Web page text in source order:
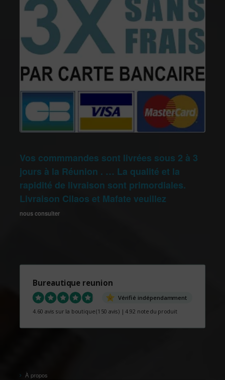
Vos commmandes sont livrées sous 2 à 3
jours à la Réunion . … La qualité et la
rapidité de livraison sont primordiales.
Livraison Cilaos et Mafate veuillez
nous consulter
Bureautique reunion
Vérifié indépendamment
4.60 avis sur la boutique(150 avis) |4.92 note du produit
À propos